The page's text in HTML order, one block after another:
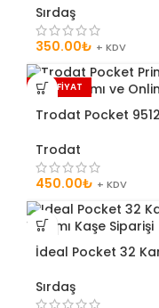
Sırdaş
350.00₺ + KDV
ŞOK FİYAT
Trodat Pocket
Trodat
450.00₺ + KDV
İdeal Pocket 32
Sırdaş